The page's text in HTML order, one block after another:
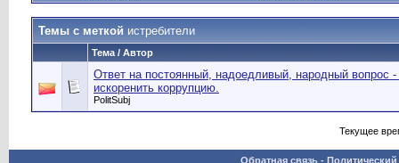
Темы с меткой истребители
Тема / Автор
Ответ на постоянный, надоедливый, народный вопрос -
искоренить коррупцию.
PolitSubj
Текущее
Обратная связь -